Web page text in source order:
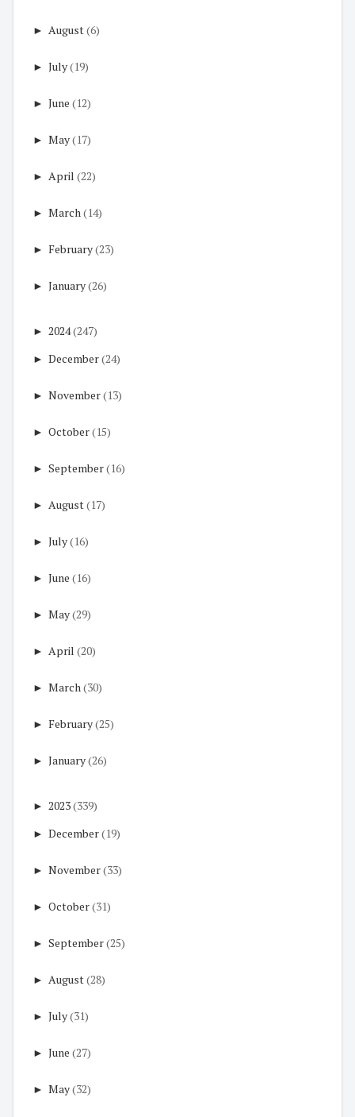
► August(6)
► July(19)
► June (12)
► May(17)
► April (22)
► March(14)
► February(23)
► January(26)
► 2024(247)
► December(24)
► November(13)
► October(15)
► September(16)
► August(17)
► July(16)
► June (16)
► May(29)
► April (20)
► March(30)
► February(25)
► January(26)
► 2023(339)
► December(19)
► November(33)
► October(31)
► September(25)
► August(28)
► July(31)
► June (27)
► May(32)